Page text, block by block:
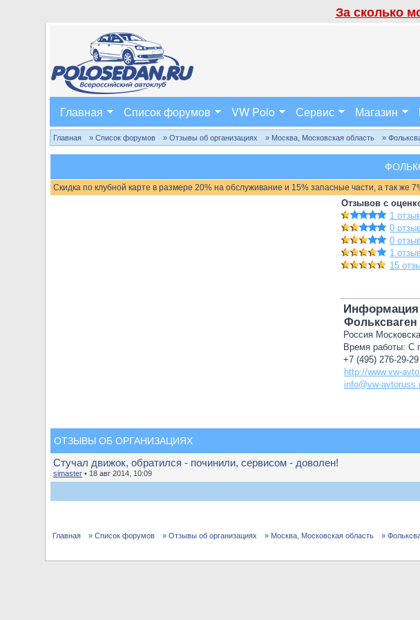
За сколько
Главная Список форумов VW Polo Сервис Магазин
Главная » Список форумов » Отзывы об организациях » Москва, Московская область »
Скидка по клубной карте в размере 20% на обслуживание и 15% запасные части, а так же
Отзывов с
1
0
0
1
15
Информация
Россия
Время работы: С
+7 (495) 276-29-29
http://www.vw-
info@vw-
ОТЗЫВЫ ОБ ОРГАНИЗАЦИЯХ
Стучал движок, обратился - починили, сервисом - доволен!
simaster • 18 авг 2014, 10:09
Главная » Список форумов » Отзывы об организациях » Москва, Московская область »